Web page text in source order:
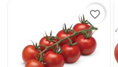
favorite_border